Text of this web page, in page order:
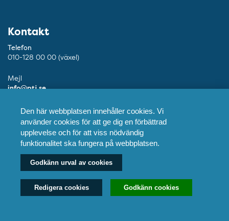
Den här webbplatsen innehåller cookies. Vi
använder cookies för att ge dig en förbättrad
upplevelse och för att viss nödvändig
funktionalitet ska fungera på webbplatsen.
Godkänn urval av cookies
Redigera cookies Godkänn cookies
Kontakt
Telefon
010-128 00 00 (växel)
Mejl
info@ptj.se
Besöksadress
Adolf Fredriks Kyrkogata 9, Stockholm
Postadress
Praktikertjänst AB, 103 55 Stockholm
Fler kontaktuppgifter
Våra tandläkare